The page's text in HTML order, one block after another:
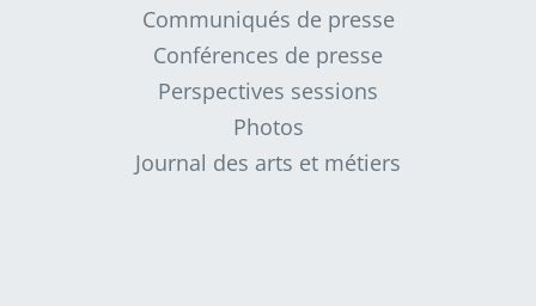
Communiqués de presse
Conférences de presse
Perspectives sessions
Photos
Journal des arts et métiers